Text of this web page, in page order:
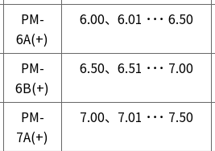
PM-
6A(+)
6.00、6.01 ･･･ 6.50
PM-
6B(+)
6.50、6.51 ･･･ 7.00
PM-
7A(+)
7.00、7.01 ･･･ 7.50